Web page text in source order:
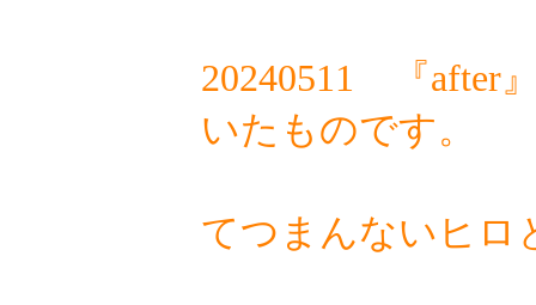
20240511
『after
いたものです。
てつまんないヒロ